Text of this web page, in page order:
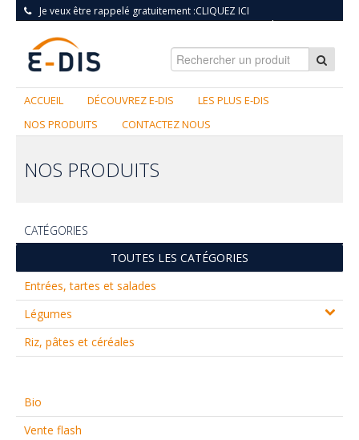
Je veux être rappelé gratuitement :CLIQUEZ ICI
S'INSCRIRE|CONNEXION
ACCUEIL DÉCOUVREZ E-DIS
LES PLUS E-DIS
NOS PRODUITS
CONTACTEZ NOUS
NOS PRODUITS
CATÉGORIES
TOUTES LES CATÉGORIES
Entrées, tartes et salades
Légumes
Riz, pâtes et céréales
Bio
Vente flash